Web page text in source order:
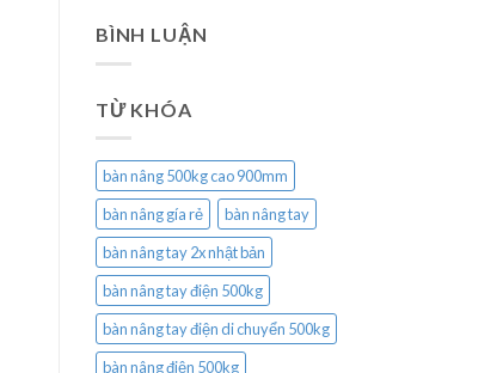
BÌNH LUẬN
TỪ KHÓA
bàn nâng 500kg cao 900mm
bàn nâng gía rẻ
bàn nâng tay
bàn nâng tay 2x nhật bản
bàn nâng tay điện 500kg
bàn nâng tay điện di chuyển 500kg
bàn nâng điện 500kg